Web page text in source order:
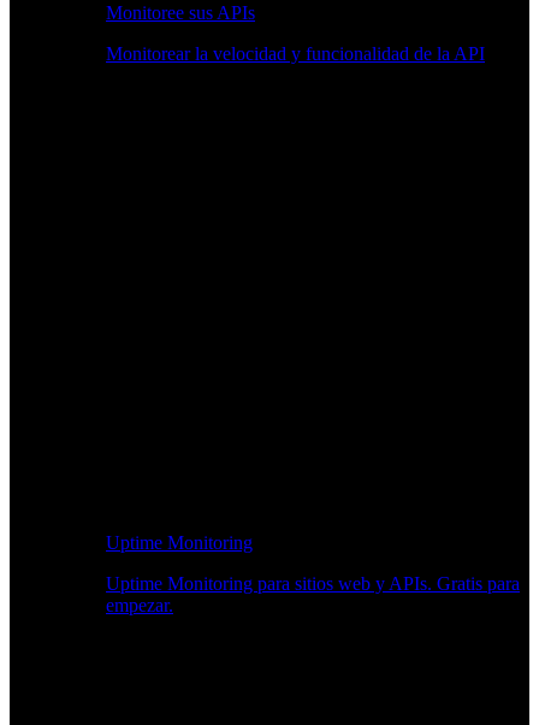
Monitoree sus APIs
Monitorear la velocidad y funcionalidad de la API
Uptime Monitoring
Uptime Monitoring para sitios web y APIs. Gratis para
empezar.